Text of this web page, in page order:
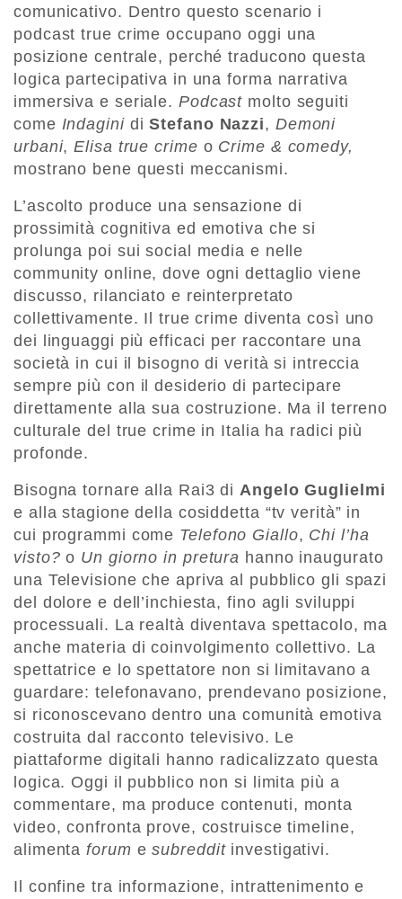
comunicativo. Dentro questo scenario i
podcast true crime occupano oggi una
posizione centrale, perché traducono questa
logica partecipativa in una forma narrativa
immersiva e seriale. Podcast molto seguiti
come IndaginidiStefano Nazzi, Demoni
urbani,Elisa true crime o Crime & comedy,
mostrano bene questi meccanismi.
L’ascolto produce una sensazione di
prossimità cognitiva ed emotiva che si
prolunga poi sui social media e nelle
community online, dove ogni dettaglio viene
discusso, rilanciato e reinterpretato
collettivamente. Il true crime diventa così uno
dei linguaggi più efficaci per raccontare una
società in cui il bisogno di verità si intreccia
sempre più con il desiderio di partecipare
direttamente alla sua costruzione. Ma il terreno
culturale del true crime in Italia ha radici più
profonde.
Bisogna tornare alla Rai3 diAngelo Guglielmi
e alla stagione della cosiddetta “tv verità” in
cui programmi come Telefono Giallo, Chi l’ha
visto? o Un giorno in pretura hanno inaugurato
una Televisione che apriva al pubblico gli spazi
del dolore e dell’inchiesta, fino agli sviluppi
processuali. La realtà diventava spettacolo, ma
anche materia di coinvolgimento collettivo. La
spettatrice e lo spettatore non si limitavano a
guardare: telefonavano, prendevano posizione,
si riconoscevano dentro una comunità emotiva
costruita dal racconto televisivo. Le
piattaforme digitali hanno radicalizzato questa
logica. Oggi il pubblico non si limita più a
commentare, ma produce contenuti, monta
video, confronta prove, costruisce timeline,
alimentaforum esubredditinvestigativi.
Il confine tra informazione, intrattenimento e